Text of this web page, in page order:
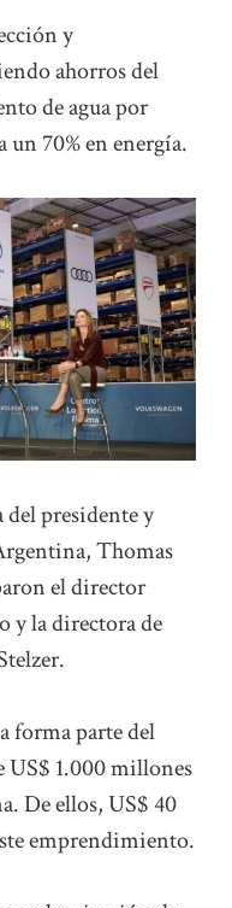
y
ahorros del
de agua por
un 70% en energía.
del presidente y
Thomas
el director
la directora de
forma parte del
US$ 1.000 millones
De ellos, US$ 40
emprendimiento.